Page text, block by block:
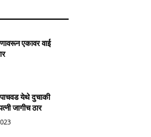
एकावर वाई
पाचवड येथे दुचाकी
जागीच ठार